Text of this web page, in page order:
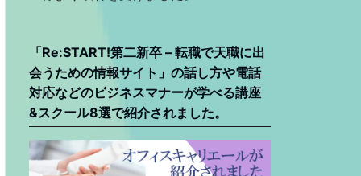
「Re:START!第二新卒 – 転職で天職に出
会うための情報サイト」の話し方や電話
対応などのビジネスマナーが学べる講座
&スクール8選で紹介されました。